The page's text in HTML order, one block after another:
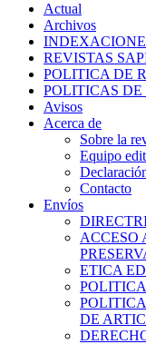
Actual
Archivos
REVISTAS
POLITICA DE
POLITICAS
Avisos
Acerca de
Sobre la
Equipo
Contacto
Envíos
ACCESO
ETICA
DE